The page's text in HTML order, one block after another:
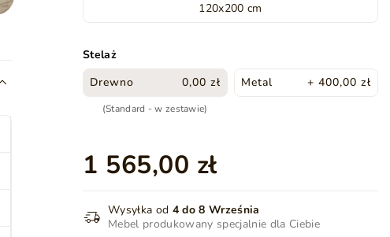
120x200 cm
Stelaż
Drewno
0,00 zł
(Standard - w zestawie)
Metal + 400,00 zł
1 565,00 zł
Wysyłka od 4 do 8 Września
Mebel produkowany specjalnie dla Ciebie